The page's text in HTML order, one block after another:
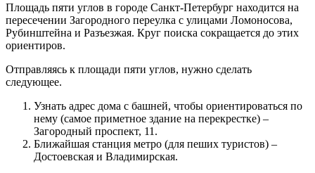
Площадь пяти углов в городе Санкт-Петербург находится на
пересечении Загородного переулка с улицами Ломоносова,
Рубинштейна и Разъезжая. Круг поиска сокращается до этих
ориентиров.
Отправляясь к площади пяти углов, нужно сделать
следующее.
Узнать адрес дома с башней, чтобы ориентироваться по
нему (самое приметное здание на перекрестке) –
Загородный проспект, 11.
Ближайшая станция метро (для пеших туристов) –
Достоевская и Владимирская.